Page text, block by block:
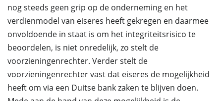
nog steeds geen grip op de onderneming en het
verdienmodel van eiseres heeft gekregen en daarmee
onvoldoende in staat is om het integriteitsrisico te
beoordelen, is niet onredelijk, zo stelt de
voorzieningenrechter. Verder stelt de
voorzieningenrechter vast dat eiseres de mogelijkheid
heeft om via een Duitse bank zaken te blijven doen.